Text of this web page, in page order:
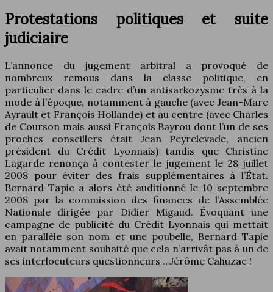
Protestations politiques et suite
judiciaire
L’annonce du jugement arbitral a provoqué de
nombreux remous dans la classe politique, en
particulier dans le cadre d’un antisarkozysme très à la
mode à l’époque, notamment à gauche (avec Jean-Marc
Ayrault et François Hollande) et au centre (avec Charles
de Courson mais aussi François Bayrou dont l’un de ses
proches conseillers était Jean Peyrelevade, ancien
président du Crédit Lyonnais) tandis que Christine
Lagarde renonça à contester le jugement le 28 juillet
2008 pour éviter des frais supplémentaires à l’État.
Bernard Tapie a alors été auditionné le 10 septembre
2008 par la commission des finances de l’Assemblée
Nationale dirigée par Didier Migaud. Évoquant une
campagne de publicité du Crédit Lyonnais qui mettait
en parallèle son nom et une poubelle, Bernard Tapie
avait notamment souhaité que cela n’arrivât pas à un de
ses interlocuteurs questionneurs …Jérôme Cahuzac !